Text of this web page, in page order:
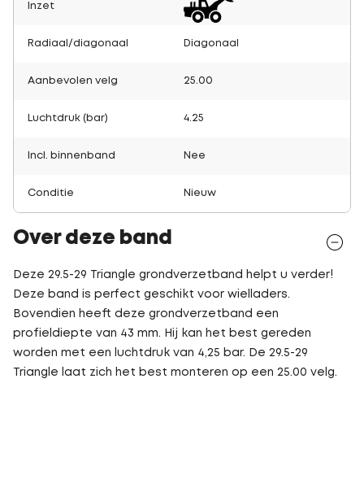
Inzet
Radiaal/diagonaal Diagonaal
Aanbevolen velg 25.00
Luchtdruk (bar) 4.25
Incl. binnenband Nee
Conditie Nieuw
Over deze band
Deze 29.5-29 Triangle grondverzetband helpt u verder!
Deze band is perfect geschikt voor wielladers.
Bovendien heeft deze grondverzetband een
profieldiepte van 43 mm. Hij kan het best gereden
worden met een luchtdruk van 4,25 bar. De 29.5-29
Triangle laat zich het best monteren op een 25.00 velg.